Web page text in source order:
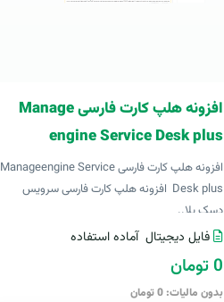
افزونه هلپ کارت فارسی Manage
engine Service Desk plus
افزونه هلپ کارت فارسی Manageengine Service
Desk plus افزونه هلپ کارت فارسی سرویس
دسک پلا..
فایل دیجیتال آماده استفاده
0 تومان
بدون مالیات: 0 تومان